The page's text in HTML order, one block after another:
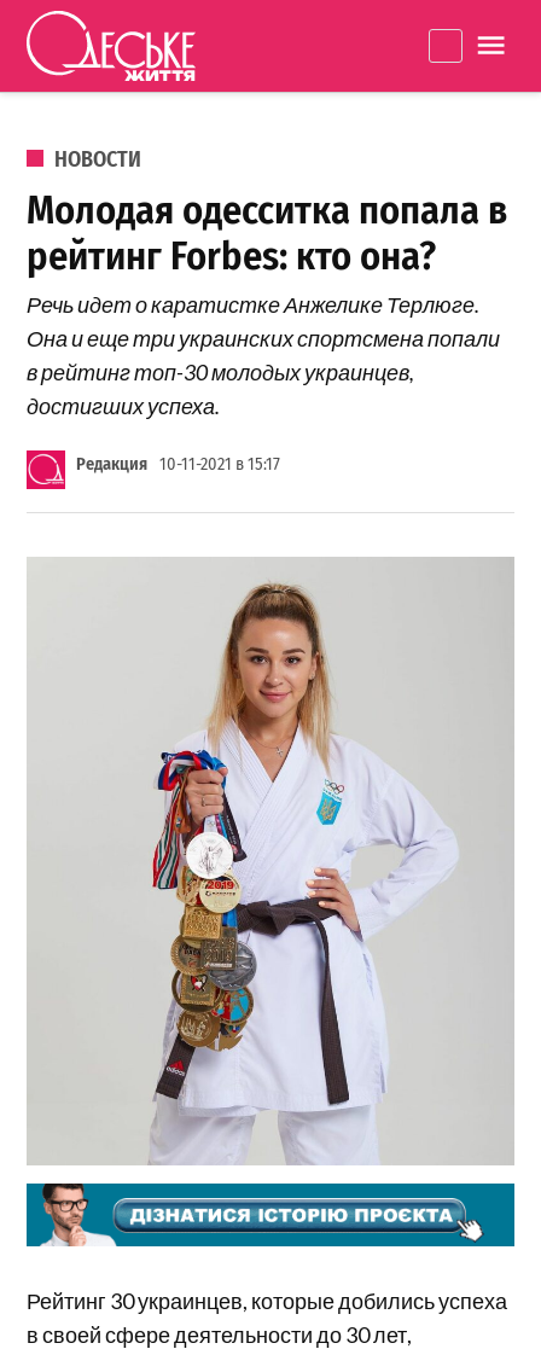
Перейти к содержанию
життя
ОПУБЛИКОВАНО В
НОВОСТИ
Молодая одесситка попала в
рейтинг Forbes: кто она?
Речь идет о каратистке Анжелике Терлюге.
Она и еще три украинских спортсмена попали
в рейтинг топ-30 молодых украинцев,
достигших успеха.
Редакция 10-11-2021 в 15:17
Рейтинг 30 украинцев, которые добились успеха
в своей сфере деятельности до 30 лет,